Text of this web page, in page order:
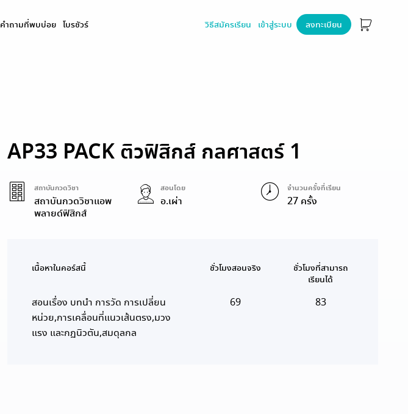
คำถามที่พบบ่อย โบรชัวร์ วิธีสมัครเรียน เข้าสู่ระบบ ลงทะเบียน
AP33 PACK ติวฟิสิกส์ กลศาสตร์ 1
สถาบันกวดวิชา
สถาบันกวดวิชาแอพ
พลายด์ฟิสิกส์
สอนโดย
อ.เผ่า
จำนวนครั้งที่เรียน
27 ครั้ง
เนื้อหาในคอร์สนี้ ชั่วโมงสอนจริง
ชั่วโมงที่สามารถ
เรียนได้
สอนเรื่อง บทนำ การวัด การเปลี่ยน
หน่วย,การเคลื่อนที่แนวเส้นตรง,มวง
แรง และกฏนิวตัน,สมดุลกล
69 83